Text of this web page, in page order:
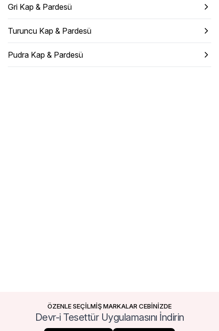
Gri Kap & Pardesü
Turuncu Kap & Pardesü
Pudra Kap & Pardesü
ÖZENLE SEÇİLMİŞ MARKALAR CEBİNİZDE
Devr-i Tesettür Uygulamasını İndirin